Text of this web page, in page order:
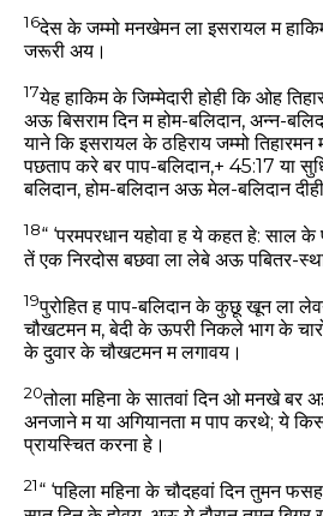
16देस के जम्मो मनखेमन ला इसरायल म
जरूरी अय।
17येह हाकिम के जिम्मेदारी होही कि ओह
अऊ बिसराम दिन म होम-बलिदान, अन्न-
याने कि इसरायल के ठहिराय जम्मो
पछताप करे बर पाप-बलिदान,+ 45:17 या
बलिदान, होम-बलिदान अऊ मेल-बलिदान
18“ ‘परमपरधान यहोवा ह ये कहत हे: साल के
तें एक निरदोस बछवा ला लेबे अऊ पबितर-
19पुरोहित ह पाप-बलिदान के कुछू खून ला
चौखटमन म, बेदी के ऊपरी निकले भाग के
के दुवार के चौखटमन म लगावय।
20तोला महिना के सातवां दिन ओ मनखे बर
अनजाने म या अगियानता म पाप करथे; ये
प्रायस्चित करना हे।
21“ ‘पहिला महिना के चौदहवां दिन तुमन